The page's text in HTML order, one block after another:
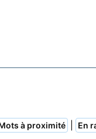
à proximité En